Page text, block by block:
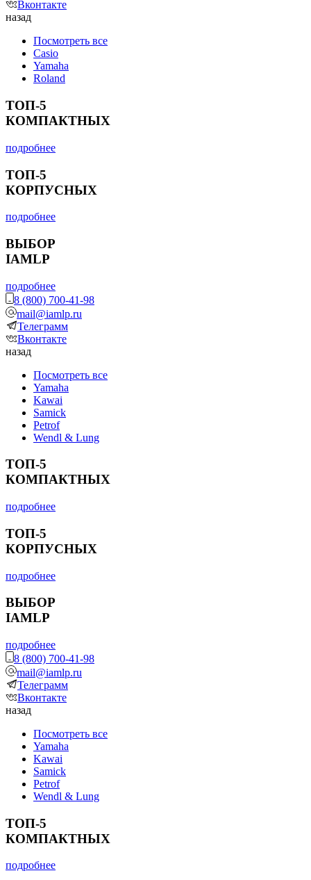
Вконтакте
назад
Посмотреть все
Casio
Yamaha
Roland
ТОП-5
КОМПАКТНЫХ
подробнее
ТОП-5
КОРПУСНЫХ
подробнее
ВЫБОР
IAMLP
подробнее
8 (800) 700-41-98
mail@iamlp.ru
Телеграмм
Вконтакте
назад
Посмотреть все
Yamaha
Kawai
Samick
Petrof
Wendl & Lung
ТОП-5
КОМПАКТНЫХ
подробнее
ТОП-5
КОРПУСНЫХ
подробнее
ВЫБОР
IAMLP
подробнее
8 (800) 700-41-98
mail@iamlp.ru
Телеграмм
Вконтакте
назад
Посмотреть все
Yamaha
Kawai
Samick
Petrof
Wendl & Lung
ТОП-5
КОМПАКТНЫХ
подробнее